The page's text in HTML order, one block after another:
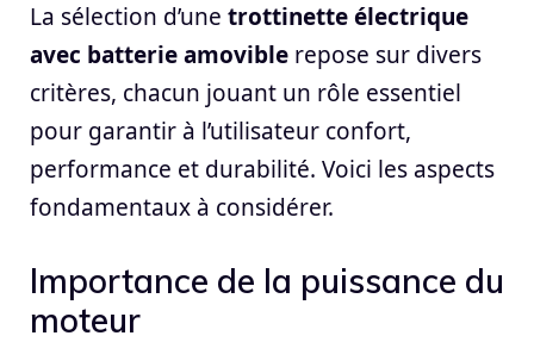
La sélection d’une trottinette électrique
avec batterie amovible repose sur divers
critères, chacun jouant un rôle essentiel
pour garantir à l’utilisateur confort,
performance et durabilité. Voici les aspects
fondamentaux à considérer.
Importance de la puissance du
moteur